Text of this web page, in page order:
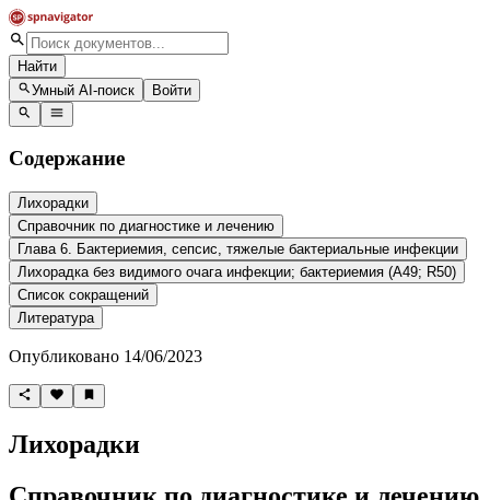
Найти
Умный AI-поиск
Войти
Содержание
Лихорадки
Справочник по диагностике и лечению
Глава 6. Бактериемия, сепсис, тяжелые бактериальные инфекции
Лихорадка без видимого очага инфекции; бактериемия (А49; R50)
Список сокращений
Литература
Опубликовано 14/06/2023
Лихорадки